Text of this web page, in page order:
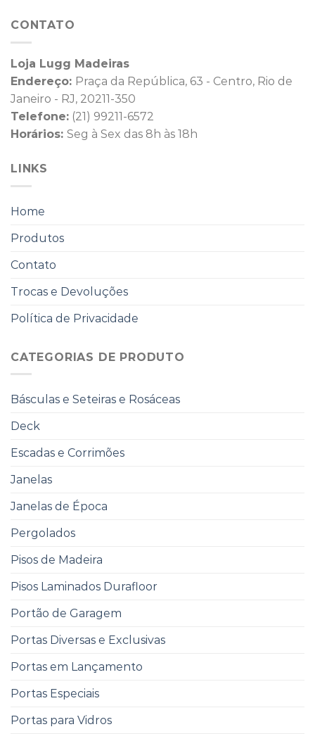
CONTATO
Loja Lugg Madeiras
Endereço: Praça da República, 63 - Centro, Rio de
Janeiro - RJ, 20211-350
Telefone: (21) 99211-6572
Horários: Seg à Sex das 8h às 18h
LINKS
Home
Produtos
Contato
Trocas e Devoluções
Política de Privacidade
CATEGORIAS DE PRODUTO
Básculas e Seteiras e Rosáceas
Deck
Escadas e Corrimões
Janelas
Janelas de Época
Pergolados
Pisos de Madeira
Pisos Laminados Durafloor
Portão de Garagem
Portas Diversas e Exclusivas
Portas em Lançamento
Portas Especiais
Portas para Vidros